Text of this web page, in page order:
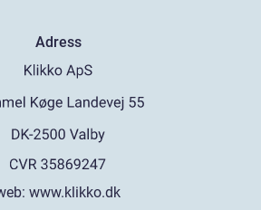
Adress
www.klikko.dk